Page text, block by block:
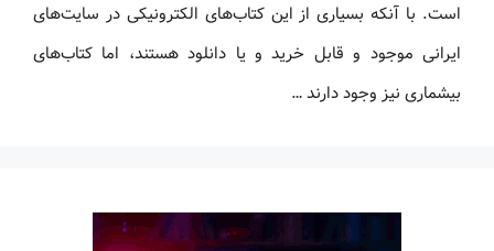
است. با آنکه بسیاری از این کتاب‌های الکترونیکی در سایت‌های
ایرانی موجود و قابل خرید و یا دانلود هستند، اما کتاب‌های
بیشماری نیز وجود دارند …